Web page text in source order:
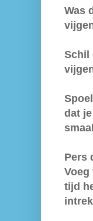
Was
Schil
dat
Pers
tijd